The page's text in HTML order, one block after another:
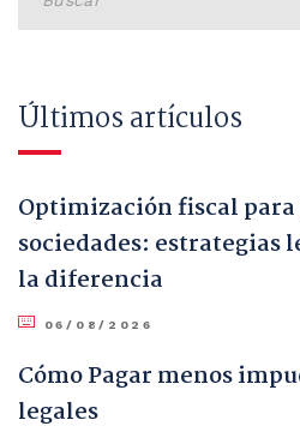
Últimos artículos
Optimización fiscal para
sociedades: estrategias
la diferencia
06/08/2026
Cómo Pagar menos
legales